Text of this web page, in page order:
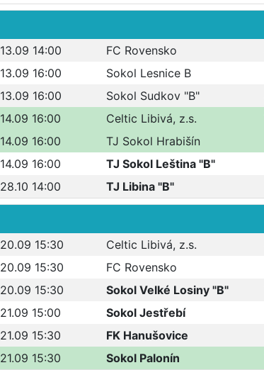
13.09 14:00 FC Rovensko
13.09 16:00
Sokol Lesnice B
13.09 16:00
Sokol Sudkov "B"
14.09 16:00
Celtic Libivá, z.s.
14.09 16:00
TJ Sokol Hrabišín
14.09 16:00
TJ Sokol Leština "B"
28.10 14:00
TJ Libina "B"
20.09 15:30 Celtic Libivá, z.s.
20.09 15:30
FC Rovensko
20.09 15:30
Sokol Velké Losiny "B"
21.09 15:00
Sokol Jestřebí
21.09 15:30
FK Hanušovice
21.09 15:30
Sokol Palonín